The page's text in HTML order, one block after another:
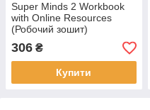
Super Minds 2 Workbook
with Online Resources
(Робочий зошит)
306 ₴
Купити